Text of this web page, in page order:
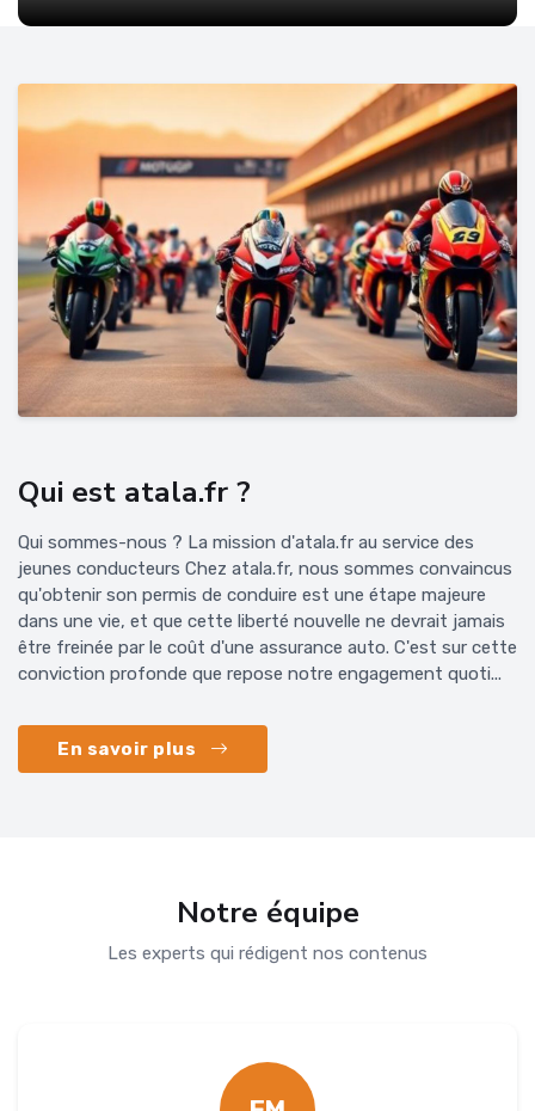
Qui est atala.fr ?
Qui sommes-nous ? La mission d'atala.fr au service des
jeunes conducteurs Chez atala.fr, nous sommes convaincus
qu'obtenir son permis de conduire est une étape majeure
dans une vie, et que cette liberté nouvelle ne devrait jamais
être freinée par le coût d'une assurance auto. C'est sur cette
conviction profonde que repose notre engagement quoti...
En savoir plus
Notre équipe
Les experts qui rédigent nos contenus